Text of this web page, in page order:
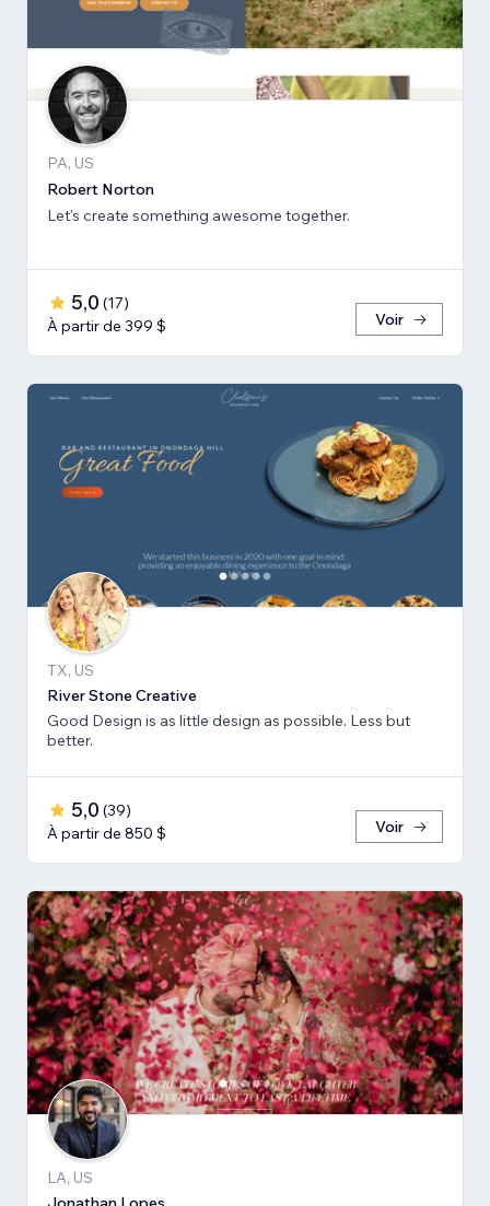
PA, US
Robert Norton
Let's create something awesome together.
5,0 (17)
À partir de 399 $
Voir
TX, US
River Stone Creative
Good Design is as little design as possible. Less but
better.
5,0 (39)
À partir de 850 $
Voir
LA, US